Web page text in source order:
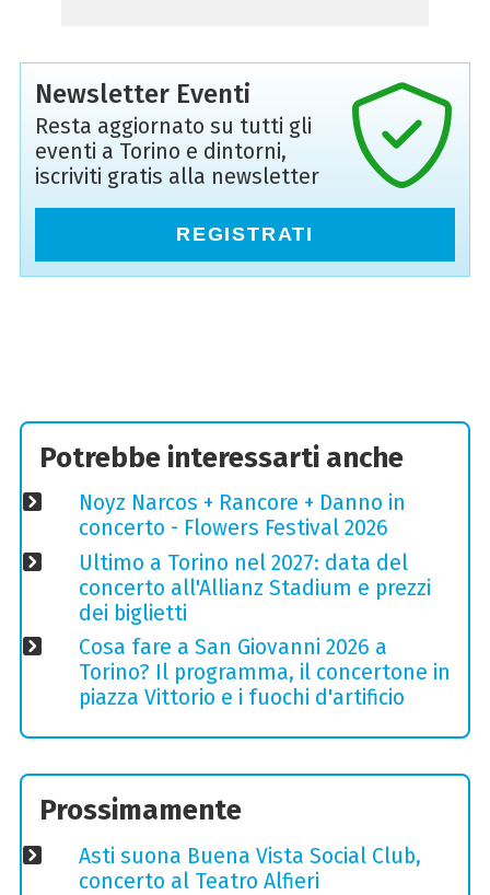
Newsletter Eventi
Resta aggiornato su tutti gli
eventi a Torino e dintorni,
iscriviti gratis alla newsletter
REGISTRATI
Potrebbe interessarti anche
Noyz Narcos + Rancore + Danno in
concerto - Flowers Festival 2026
Ultimo a Torino nel 2027: data del
concerto all'Allianz Stadium e prezzi
dei biglietti
Cosa fare a San Giovanni 2026 a
Torino? Il programma, il concertone in
piazza Vittorio e i fuochi d'artificio
Prossimamente
Asti suona Buena Vista Social Club,
concerto al Teatro Alfieri